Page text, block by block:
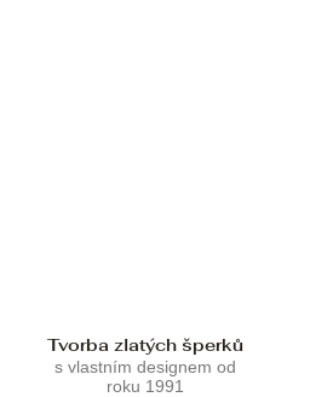
Tvorba zlatých šperků
s vlastním designem od
roku 1991